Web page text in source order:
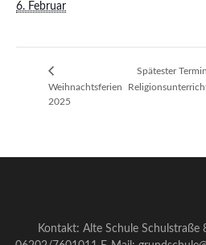
6. Februar
Weihnachtsferien
2025
Spätester
Kontakt: Alte Schule Schulstraße